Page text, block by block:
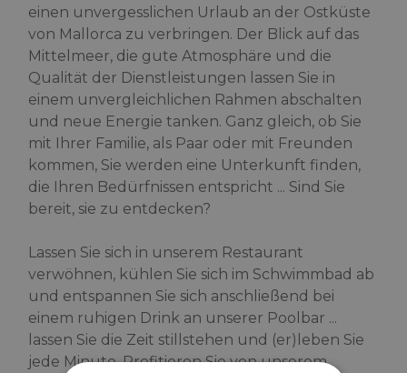
einen unvergesslichen Urlaub an der Ostküste
von Mallorca zu verbringen. Der Blick auf das
Mittelmeer, die gute Atmosphäre und die
Qualität der Dienstleistungen lassen Sie in
einem unvergleichlichen Rahmen abschalten
und neue Energie tanken. Ganz gleich, ob Sie
mit Ihrer Familie, als Paar oder mit Freunden
kommen, Sie werden eine Unterkunft finden,
die Ihren Bedürfnissen entspricht ... Sind Sie
bereit, sie zu entdecken?
Lassen Sie sich in unserem Restaurant
verwöhnen, kühlen Sie sich im Schwimmbad ab
und entspannen Sie sich anschließend bei
einem ruhigen Drink an unserer Poolbar ...
lassen Sie die Zeit stillstehen und (er)leben Sie
jede Minute. Profitieren Sie von unserem